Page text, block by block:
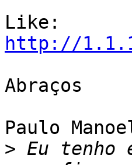
http://
Abraços
Paulo
> Eu tenho